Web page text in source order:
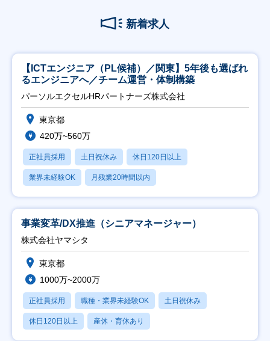
新着求人
【ICTエンジニア（PL候補）／関東】5年後も選ばれ
るエンジニアへ／チーム運営・体制構築
パーソルエクセルHRパートナーズ株式会社
東京都
420万~560万
正社員採用 土日祝休み 休日120日以上
業界未経験OK 月残業20時間以内
事業変革/DX推進（シニアマネージャー）
株式会社ヤマシタ
東京都
1000万~2000万
正社員採用 職種・業界未経験OK 土日祝休み
休日120日以上 産休・育休あり